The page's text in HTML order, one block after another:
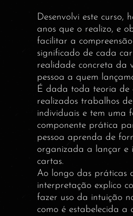
Desenvolvi este curso,
anos que o realizo, e
facilitar a
significado de cada
realidade concreta da
pessoa a quem
É dada toda teoria de
realizados trabalhos
individuais e tem uma
componente prática
pessoa aprenda de
organizada a lançar e
cartas.
Ao longo das práticas
interpretação explico
fazer uso da intuição
como é estabelecida a